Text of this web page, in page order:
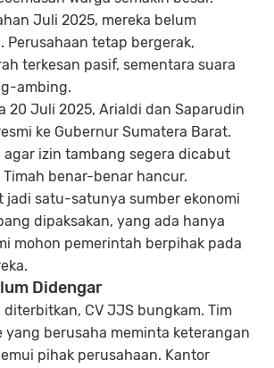
Juli 2025, mereka belum
Perusahaan tetap bergerak,
terkesan pasif, sementara suara
ambing.
20 Juli 2025, Arialdi dan Saparudin
ke Gubernur Sumatera Barat.
agar izin tambang segera dicabut
benar-benar hancur.
jadi satu-satunya sumber ekonomi
dipaksakan, yang ada hanya
mohon pemerintah berpihak pada
Didengar
diterbitkan, CV JJS bungkam. Tim
yang berusaha meminta keterangan
pihak perusahaan. Kantor